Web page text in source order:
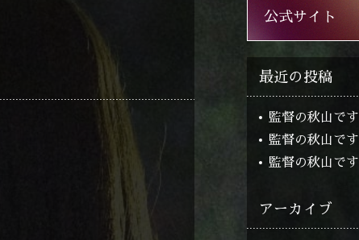
公式サイト
最近の投稿
監督の秋山です
監督の秋山です
監督の秋山です
アーカイブ